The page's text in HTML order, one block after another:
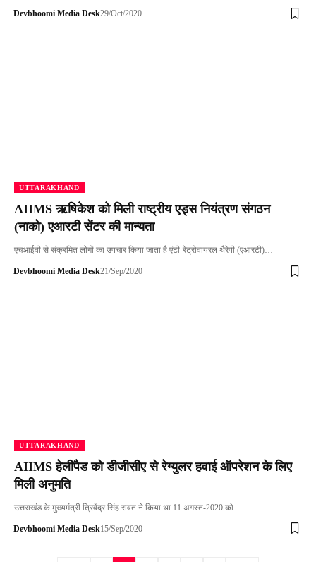
Devbhoomi Media Desk29/Oct/2020
UTTARAKHAND
AIIMS ऋषिकेश को मिली राष्ट्रीय एड्स नियंत्रण संगठन
(नाको) एआरटी सेंटर की मान्यता
एचआईवी से संक्रमित लोगों का उपचार किया जाता है एंटी-रेट्रोवायरल थैरेपी (एआरटी)…
Devbhoomi Media Desk21/Sep/2020
UTTARAKHAND
AIIMS हेलीपैड को डीजीसीए से रेग्युलर हवाई ऑपरेशन के लिए
मिली अनुमति
उत्तराखंड के मुख्यमंत्री त्रिवेंद्र सिंह रावत ने किया था 11 अगस्त-2020 को…
Devbhoomi Media Desk15/Sep/2020